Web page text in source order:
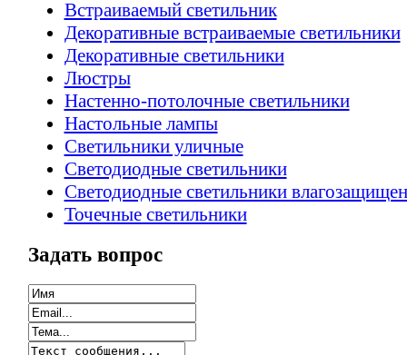
Встраиваемый светильник
Декоративные встраиваемые светильники
Декоративные светильники
Люстры
Настенно-потолочные светильники
Настольные лампы
Светильники уличные
Светодиодные светильники
Светодиодные светильники
Точечные светильники
Задать вопрос